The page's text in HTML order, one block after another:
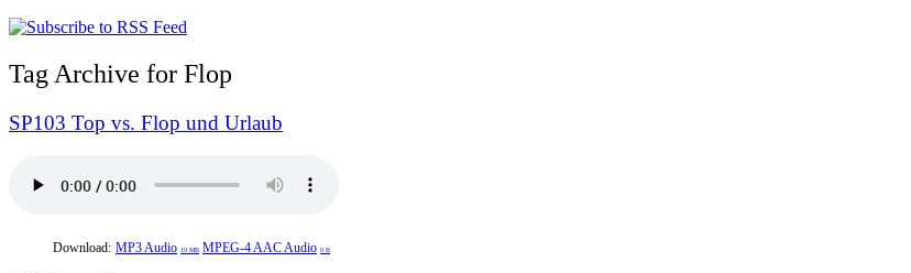
Tag Archive for Flop
SP103 Top vs. Flop und Urlaub
Download: MP3 Audio 19 MB MPEG-4 AAC Audio 0 B